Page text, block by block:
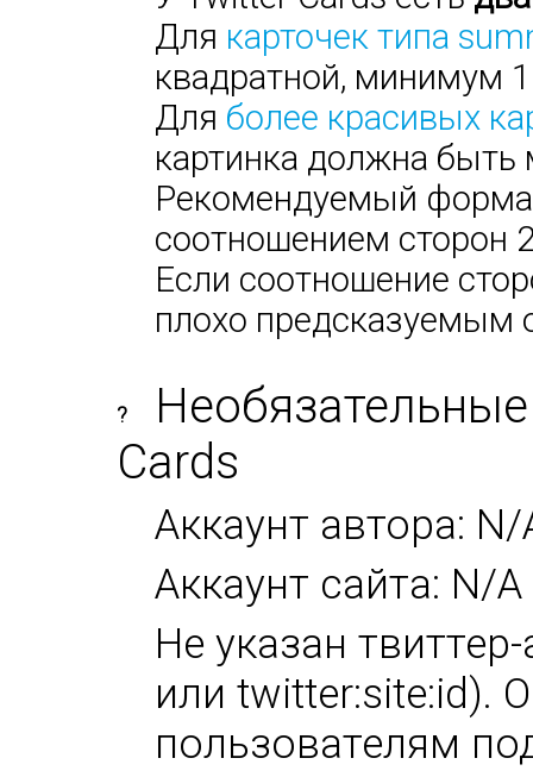
Для карточек типа
квадратной, минимум
Для более красивых
картинка должна
Рекомендуемый
соотношением сторон
Если соотношение
плохо предсказуемым
?
Cards
Аккаунт автора: N/
Аккаунт сайта: N/A
Не указан
или twitter:site:id).
пользователям